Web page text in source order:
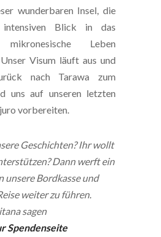
wunderbaren Insel, die
Blick in das
mikronesische Leben
Visum läuft aus und
nach Tarawa zum
uns auf unseren letzten
vorbereiten.
Geschichten? Ihr wollt
Dann werft ein
unsere Bordkasse und
weiter zu führen.
sagen
Spendenseite